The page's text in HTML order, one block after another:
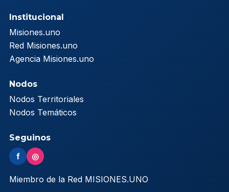
Institucional
Misiones.uno
Red Misiones.uno
Agencia Misiones.uno
Nodos
Nodos Territoriales
Nodos Temáticos
Seguinos
f ◎
Miembro de la Red MISIONES.UNO